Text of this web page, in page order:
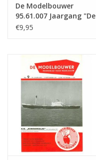
De Modelbouwer
95.61.007 Jaargang "De
Modelbouwer" Editie :
€9,95